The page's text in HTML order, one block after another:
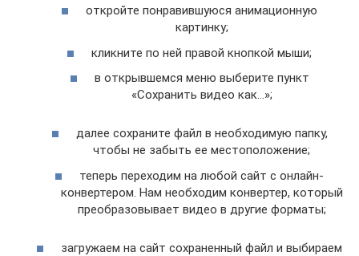
откройте понравившуюся анимационную
картинку;
кликните по ней правой кнопкой мыши;
в открывшемся меню выберите пункт
«Сохранить видео как…»;
далее сохраните файл в необходимую папку,
чтобы не забыть ее местоположение;
теперь переходим на любой сайт с онлайн-
конвертером. Нам необходим конвертер, который
преобразовывает видео в другие форматы;
загружаем на сайт сохраненный файл и выбираем